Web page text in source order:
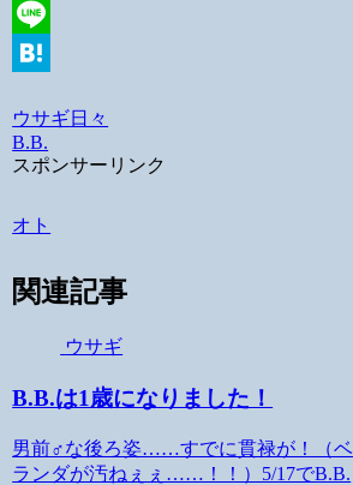
Facebook
Line
ウサギ日々
B.B.
スポンサーリンク
オト
関連記事
ウサギ
B.B.は1歳になりました！
男前♂な後ろ姿……すでに貫禄が！（ベ
ランダが汚ねぇぇ……！！）5/17でB.B.